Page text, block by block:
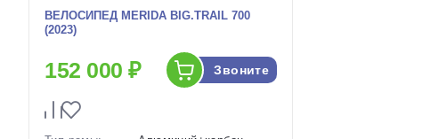
ВЕЛОСИПЕД MERIDA BIG.TRAIL 700
(2023)
152 000 ₽ Звоните